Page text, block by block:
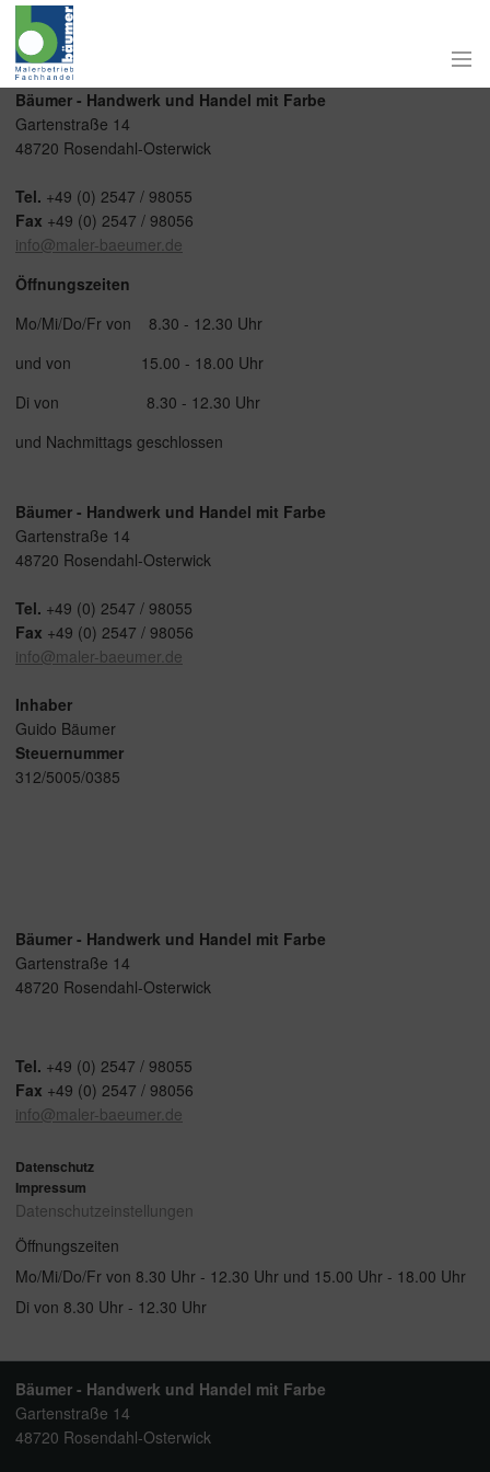
Bäumer - Handwerk und Handel mit Farbe
Gartenstraße 14
48720 Rosendahl-Osterwick
Tel. +49 (0) 2547 / 98055
Fax +49 (0) 2547 / 98056
info@maler-baeumer.de
Öffnungszeiten
Mo/Mi/Do/Fr von 8.30 - 12.30 Uhr
und von 15.00 - 18.00 Uhr
Di von 8.30 - 12.30 Uhr
und Nachmittags geschlossen
Bäumer - Handwerk und Handel mit Farbe
Gartenstraße 14
48720 Rosendahl-Osterwick
Tel. +49 (0) 2547 / 98055
Fax +49 (0) 2547 / 98056
info@maler-baeumer.de
Inhaber
Guido Bäumer
Steuernummer
312/5005/0385
Bäumer - Handwerk und Handel mit Farbe
Gartenstraße 14
48720 Rosendahl-Osterwick
Tel. +49 (0) 2547 / 98055
Fax +49 (0) 2547 / 98056
info@maler-baeumer.de
Datenschutz
Impressum
Datenschutz­einstellungen
Öffnungszeiten
Mo/Mi/Do/Fr von 8.30 Uhr - 12.30 Uhr und 15.00 Uhr - 18.00 Uhr
Di von 8.30 Uhr - 12.30 Uhr
Bäumer - Handwerk und Handel mit Farbe
Gartenstraße 14
48720 Rosendahl-Osterwick